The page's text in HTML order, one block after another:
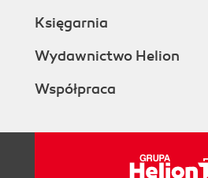
Księgarnia
Wydawnictwo Helion
Współpraca